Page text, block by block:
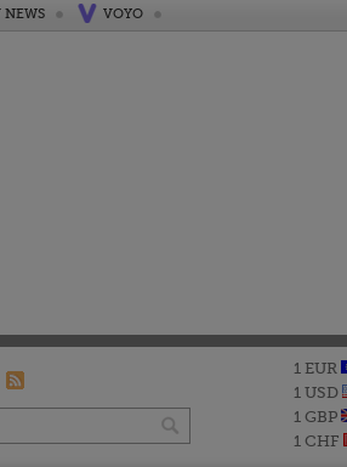
NEWS VOYO
1 EUR
1 USD
1 GBP
1 CHF